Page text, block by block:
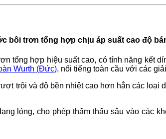
bôi trơn tổng hợp chịu áp suất cao độ
tổng hợp hiệu suất cao, có tính năng kết
Wurth (Đức), nổi tiếng toàn cầu với các
trội và độ bền nhiệt cao hơn hẳn các
lỏng, cho phép thẩm thấu sâu vào các